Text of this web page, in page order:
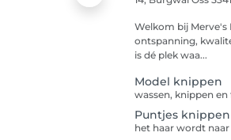
Welkom bij Merve's BeautyBar Oss Bij
ontspanning,
is dé plek waa...
Model knippen
wassen, knippen
Puntjes
het haar wordt